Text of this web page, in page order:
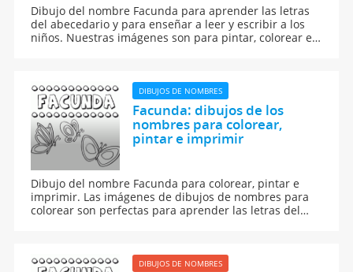
Dibujo del nombre Facunda para aprender las letras
del abecedario y para enseñar a leer y escribir a los
niños. Nuestras imágenes son para pintar, colorear e
DIBUJOS DE NOMBRES
Facunda: dibujos de los
nombres para colorear,
pintar e imprimir
Dibujo del nombre Facunda para colorear, pintar e
imprimir. Las imágenes de dibujos de nombres para
colorear son perfectas para aprender las letras del
DIBUJOS DE NOMBRES